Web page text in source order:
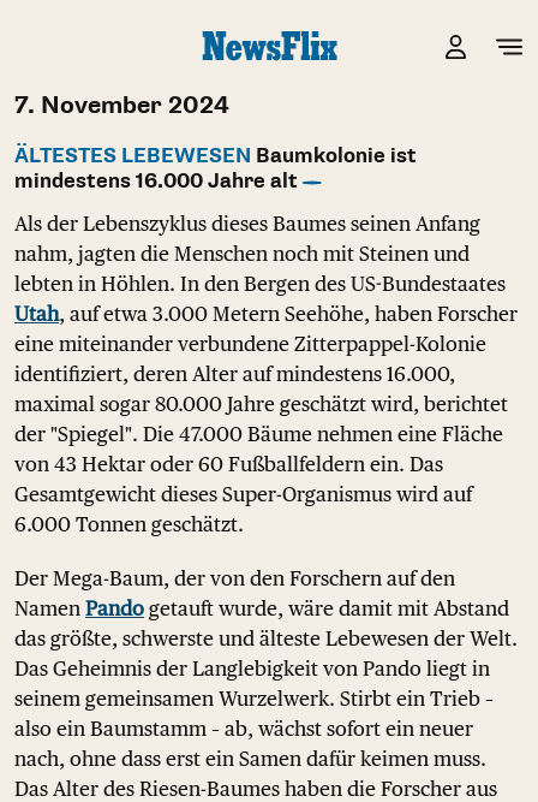
7. November 2024
ÄLTESTES LEBEWESEN Baumkolonie ist
mindestens 16.000 Jahre alt
Als der Lebenszyklus dieses Baumes seinen Anfang
nahm, jagten die Menschen noch mit Steinen und
lebten in Höhlen. In den Bergen des US-Bundestaates
Utah, auf etwa 3.000 Metern Seehöhe, haben Forscher
eine miteinander verbundene Zitterpappel-Kolonie
identifiziert, deren Alter auf mindestens 16.000,
maximal sogar 80.000 Jahre geschätzt wird, berichtet
der "Spiegel". Die 47.000 Bäume nehmen eine Fläche
von 43 Hektar oder 60 Fußballfeldern ein. Das
Gesamtgewicht dieses Super-Organismus wird auf
6.000 Tonnen geschätzt.
Der Mega-Baum, der von den Forschern auf den
Namen Pando getauft wurde, wäre damit mit Abstand
das größte, schwerste und älteste Lebewesen der Welt.
Das Geheimnis der Langlebigkeit von Pando liegt in
seinem gemeinsamen Wurzelwerk. Stirbt ein Trieb –
also ein Baumstamm – ab, wächst sofort ein neuer
nach, ohne dass erst ein Samen dafür keimen muss.
Das Alter des Riesen-Baumes haben die Forscher aus